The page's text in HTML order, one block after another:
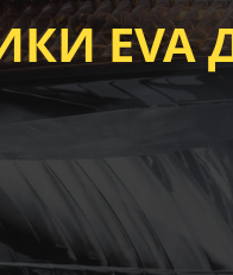
EVA